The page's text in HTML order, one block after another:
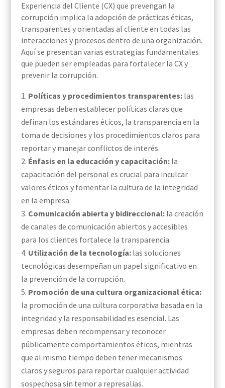
Experiencia del Cliente (CX) que prevengan la
corrupción implica la adopción de prácticas éticas,
transparentes y orientadas al cliente en todas las
interacciones y procesos dentro de una organización.
Aquí se presentan varias estrategias fundamentales
que pueden ser empleadas para fortalecer la CX y
prevenir la corrupción.
Políticas y procedimientos transparentes:las
empresas deben establecer políticas claras que
definan los estándares éticos, la transparencia en la
toma de decisiones y los procedimientos claros para
reportar y manejar conflictos de interés.
Énfasis en la educación y capacitación: la
capacitación del personal es crucial para inculcar
valores éticos y fomentar la cultura de la integridad
en la empresa.
Comunicación abierta y bidireccional: la creación
de canales de comunicación abiertos y accesibles
para los clientes fortalece la transparencia.
Utilización de la tecnología:las soluciones
tecnológicas desempeñan un papel significativo en
la prevención de la corrupción.
Promoción de una cultura organizacional ética:
la promoción de una cultura corporativa basada en la
integridad y la responsabilidad es esencial. Las
empresas deben recompensar y reconocer
públicamente comportamientos éticos, mientras
que al mismo tiempo deben tener mecanismos
claros y seguros para reportar cualquier actividad
sospechosa sin temor a represalias.